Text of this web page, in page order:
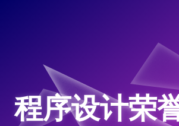
程序设计荣